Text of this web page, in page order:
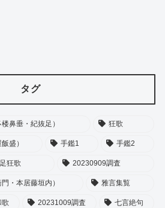
タグ
鼻垂・紀抜足） 狂歌
盛） 手鑑1 手鑑2
狂歌 20230909調査
・本居藤垣内） 雅言集覧
歌 20231009調査 七言絶句